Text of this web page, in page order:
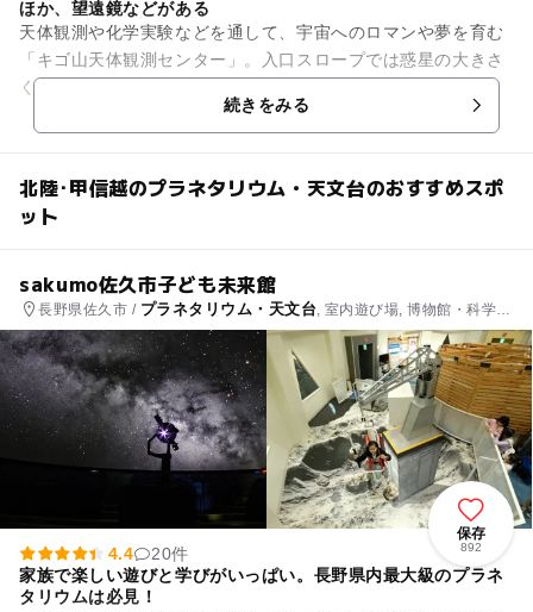
ほか、望遠鏡などがある
天体観測や化学実験などを通して、宇宙へのロマンや夢を育む
「キゴ山天体観測センター」。入口スロープでは惑星の大きさ
くらべ。1階展示ホールでは、宇宙空間に関する展示コーナー
やプラネタリウム。2階展示...続きをみる
北陸･甲信越のプラネタリウム・天文台のおすすめスポ
ット
sakumo佐久市子ども未来館
長野県佐久市 / プラネタリウム・天文台, 室内遊び場, 博物館・科学
館, 体験施設
保存
892
4.4
20件
家族で楽しい遊びと学びがいっぱい。長野県内最大級のプラネ
タリウムは必見！